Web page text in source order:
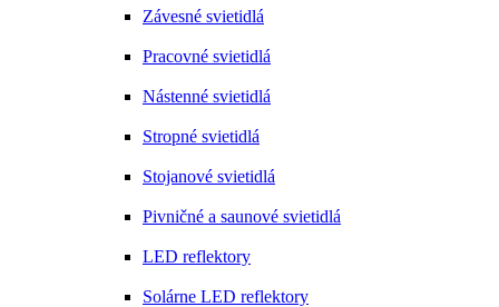
Závesné svietidlá
Pracovné svietidlá
Nástenné svietidlá
Stropné svietidlá
Stojanové svietidlá
Pivničné a saunové svietidlá
LED reflektory
Solárne LED reflektory